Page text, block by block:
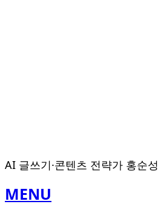
AI 글쓰기·콘텐츠 전략가 홍순성
MENU